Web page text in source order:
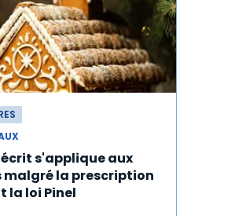
écrit s'applique aux
malgré la prescription
la loi Pinel